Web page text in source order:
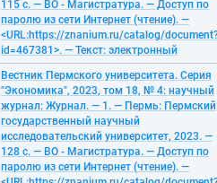
115 с. — ВО - Магистратура. — Доступ по
паролю из сети Интернет (чтение). —
<URL:https://znanium.ru/catalog/
id=467381>. — Текст: электронный
Вестник Пермского университета. Серия
"Экономика", 2023, том 18, № 4: научный
журнал: Журнал. — 1. — Пермь: Пермский
государственный научный
исследовательский университет, 2023. —
128 с. — ВО - Магистратура. — Доступ по
паролю из сети Интернет (чтение). —